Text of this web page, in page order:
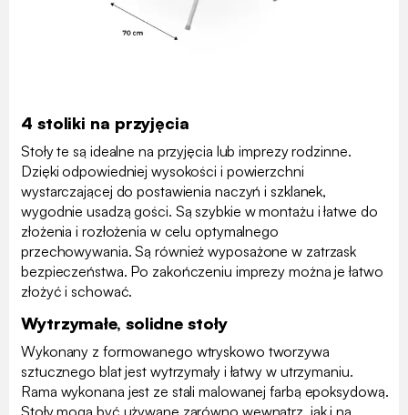
4 stoliki na przyjęcia
Stoły te są idealne na przyjęcia lub imprezy rodzinne.
Dzięki odpowiedniej wysokości i powierzchni
wystarczającej do postawienia naczyń i szklanek,
wygodnie usadzą gości. Są szybkie w montażu i łatwe do
złożenia i rozłożenia w celu optymalnego
przechowywania. Są również wyposażone w zatrzask
bezpieczeństwa. Po zakończeniu imprezy można je łatwo
złożyć i schować.
Wytrzymałe, solidne stoły
Wykonany z formowanego wtryskowo tworzywa
sztucznego blat jest wytrzymały i łatwy w utrzymaniu.
Rama wykonana jest ze stali malowanej farbą epoksydową.
Stoły mogą być używane zarówno wewnątrz, jak i na